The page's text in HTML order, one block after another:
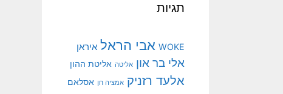
תגיות
WOKE אבי הראל איראן
אלי בר און אליטה אליטת ההון
אלעד רזניק אמציה חן אסלאם